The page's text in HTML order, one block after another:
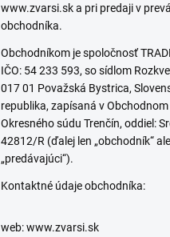
www.zvarsi.sk a pri predaji v
obchodníka.
Obchodníkom je spoločnosť
IČO: 54 233 593, so sídlom
017 01 Považská Bystrica,
republika, zapísaná v
Okresného súdu Trenčín, oddiel:
42812/R (ďalej len „obchodník“
„predávajúci“).
Kontaktné údaje obchodníka:
web: www.zvarsi.sk